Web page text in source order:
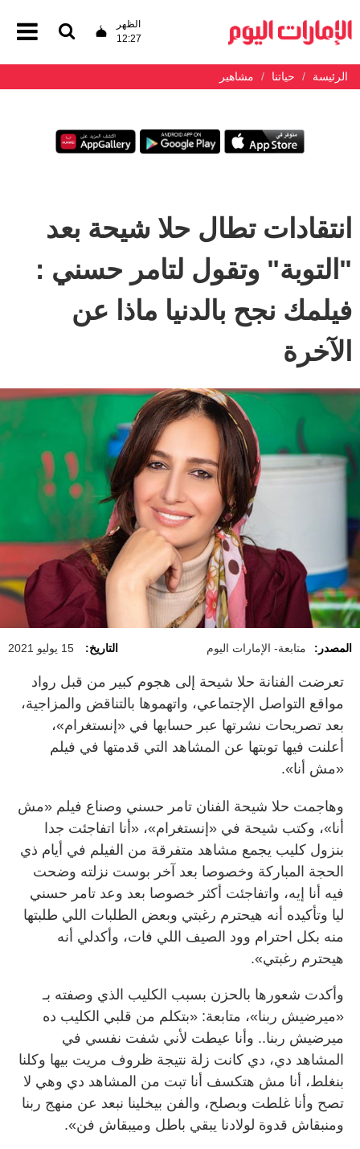
الظهر
12:27
الرئيسة حياتنا مشاهير
انتقادات تطال حلا شيحة بعد
"التوبة" وتقول لتامر حسني :
فيلمك نجح بالدنيا ماذا عن
الآخرة
المصدر: متابعة- الإمارات اليوم التاريخ: 15 يوليو 2021
تعرضت الفنانة حلا شيحة إلى هجوم كبير من قبل رواد
مواقع التواصل الإجتماعي، واتهموها بالتناقض والمزاجية،
بعد تصريحات نشرتها عبر حسابها في «إنستغرام»،
أعلنت فيها توبتها عن المشاهد التي قدمتها في فيلم
«مش أنا».
وهاجمت حلا شيحة الفنان تامر حسني وصناع فيلم «مش
أنا»، وكتب شيحة في «إنستغرام»، «أنا اتفاجئت جدا
بنزول كليب يجمع مشاهد متفرقة من الفيلم في أيام ذي
الحجة المباركة وخصوصا بعد آخر بوست نزلته وضحت
فيه أنا إيه، واتفاجئت أكثر خصوصا بعد وعد تامر حسني
ليا وتأكيده أنه هيحترم رغبتي وبعض الطلبات اللي طلبتها
منه بكل احترام وود الصيف اللي فات، وأكدلي أنه
هيحترم رغبتي».
وأكدت شعورها بالحزن بسبب الكليب الذي وصفته بـ
«ميرضيش ربنا»، متابعة: «بتكلم من قلبي الكليب ده
ميرضيش ربنا.. وأنا عيطت لأني شفت نفسي في
المشاهد دي، دي كانت زلة نتيجة ظروف مريت بيها وكلنا
بنغلط، أنا مش هتكسف أنا تبت من المشاهد دي وهي لا
تصح وأنا غلطت وبصلح، والفن بيخلينا نبعد عن منهج ربنا
ومنبقاش قدوة لولادنا يبقي باطل وميبقاش فن».